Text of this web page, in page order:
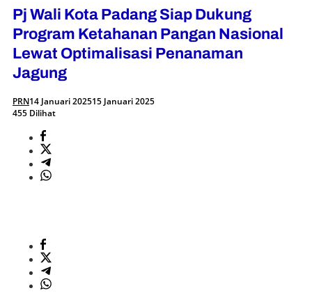
Pj Wali Kota Padang Siap Dukung
Program Ketahanan Pangan Nasional
Lewat Optimalisasi Penanaman
Jagung
PRN14 Januari 202515 Januari 2025
455 Dilihat